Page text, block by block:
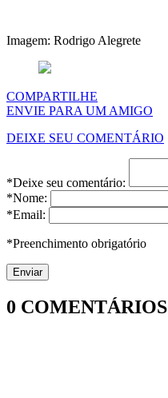
Imagem: Rodrigo Alegrete
COMPARTILHE
ENVIE PARA UM AMIGO
DEIXE SEU COMENTÁRIO
*Deixe seu comentário:
*Nome:
*Email:
*Preenchimento obrigatório
0 COMENTÁRIOS